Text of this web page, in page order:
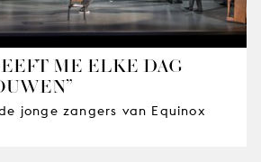
ME ELKE DAG
jonge zangers van Equinox